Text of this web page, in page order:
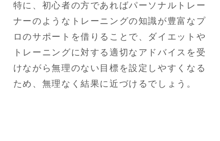
特に、初心者の方であればパーソナルトレー
ナーのようなトレーニングの知識が豊富なプ
ロのサポートを借りることで、ダイエットや
トレーニングに対する適切なアドバイスを受
けながら無理のない目標を設定しやすくなる
ため、無理なく結果に近づけるでしょう。